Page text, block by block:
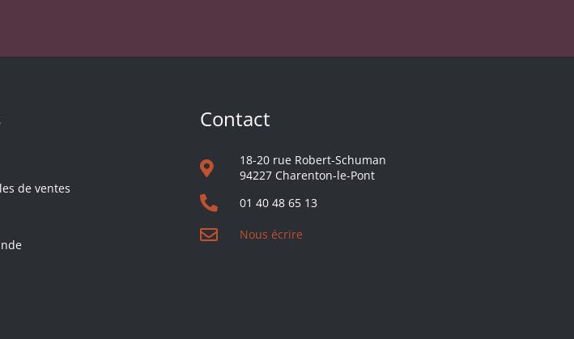
de ventes
Contact
18-20 rue Robert-Schuman
94227 Charenton-le-Pont
01 40 48 65 13
Nous écrire